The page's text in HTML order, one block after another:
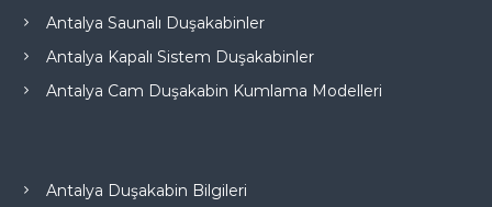
Antalya Saunalı Duşakabinler
Antalya Kapalı Sistem Duşakabinler
Antalya Cam Duşakabin Kumlama Modelleri
Antalya Duşakabin Bilgileri